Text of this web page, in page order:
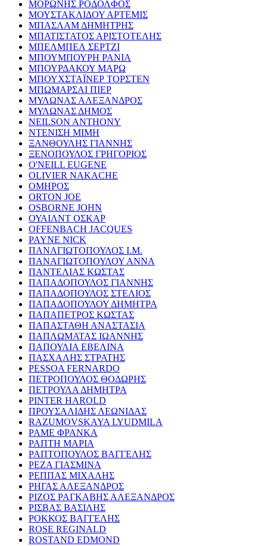
ΜΟΡΩΝΗΣ ΡΟΔΟΛΦΟΣ
ΜΟΥΣΤΑΚΛΙΔΟΥ ΑΡΤΕΜΙΣ
ΜΠΑΣΛΑΜ ΔΗΜΗΤΡΗΣ
ΜΠΑΤΙΣΤΑΤΟΣ ΑΡΙΣΤΟΤΕΛΗΣ
ΜΠΕΛΜΠΕΛ ΣΕΡΤΖΙ
ΜΠΟΥΜΠΟΥΡΗ ΡΑΝΙΑ
ΜΠΟΥΡΔΑΚΟΥ ΜΑΡΩ
ΜΠΟΥΧΣΤΑΪΝΕΡ ΤΟΡΣΤΕΝ
ΜΠΩΜΑΡΣΑΙ ΠΙΕΡ
ΜΥΛΩΝΑΣ ΑΛΕΞΑΝΔΡΟΣ
ΜΥΛΩΝΑΣ ΔΗΜΟΣ
NEILSON ANTHONY
ΝΤΕΝΙΣΗ ΜΙΜΗ
ΞΑΝΘΟΥΛΗΣ ΓΙΑΝΝΗΣ
ΞΕΝΟΠΟΥΛΟΣ ΓΡΗΓΟΡΙΟΣ
O'NEILL EUGENE
OLIVIER NAKACHE
ΟΜΗΡΟΣ
ORTON JOE
OSBORNE JOHN
ΟΥΑΙΛΝΤ ΟΣΚΑΡ
OFFENBACH JACQUES
PAYNE NICK
ΠΑΝΑΓΙΩΤΟΠΟΥΛΟΣ Ι.Μ.
ΠΑΝΑΓΙΩΤΟΠΟΥΛΟΥ ΑΝΝΑ
ΠΑΝΤΕΛΙΑΣ ΚΩΣΤΑΣ
ΠΑΠΑΔΟΠΟΥΛΟΣ ΓΙΑΝΝΗΣ
ΠΑΠΑΔΟΠΟΥΛΟΣ ΣΤΕΛΙΟΣ
ΠΑΠΑΔΟΠΟΥΛΟΥ ΔΗΜΗΤΡΑ
ΠΑΠΑΠΕΤΡΟΣ ΚΩΣΤΑΣ
ΠΑΠΑΣΤΑΘΗ ΑΝΑΣΤΑΣΙΑ
ΠΑΠΛΩΜΑΤΑΣ ΙΩΑΝΝΗΣ
ΠΑΠΟΥΛΙΑ ΕΒΕΛΙΝΑ
ΠΑΣΧΑΛΗΣ ΣΤΡΑΤΗΣ
PESSOA FERNARDO
ΠΕΤΡΟΠΟΥΛΟΣ ΘΟΔΩΡΗΣ
ΠΕΤΡΟΥΛΑ ΔΗΜΗΤΡΑ
PINTER HAROLD
ΠΡΟΥΣΑΛΙΔΗΣ ΛΕΩΝΙΔΑΣ
RAZUMOVSKAYA LYUDMILA
ΡΑΜΕ ΦΡΑΝΚΑ
ΡΑΠΤΗ ΜΑΡΙΑ
ΡΑΠΤΟΠΟΥΛΟΣ ΒΑΓΓΕΛΗΣ
ΡΕΖΑ ΓΙΑΣΜΙΝΑ
ΡΕΠΠΑΣ ΜΙΧΑΛΗΣ
ΡΗΓΑΣ ΑΛΕΞΑΝΔΡΟΣ
ΡΙΖΟΣ ΡΑΓΚΑΒΗΣ ΑΛΕΞΑΝΔΡΟΣ
ΡΙΣΒΑΣ ΒΑΣΙΛΗΣ
ΡΟΚΚΟΣ ΒΑΓΓΕΛΗΣ
ROSE REGINALD
ROSTAND EDMOND